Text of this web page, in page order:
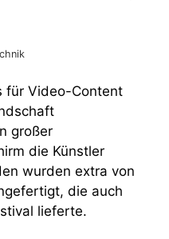
für Video-Content
großer
die Künstler
wurden extra von
die auch
lieferte.